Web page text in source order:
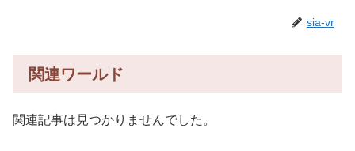
sia-vr
関連ワールド
関連記事は見つかりませんでした。